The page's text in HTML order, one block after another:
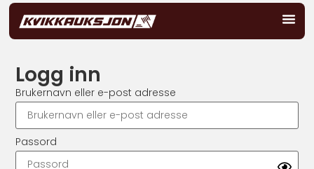
Logg inn
Brukernavn eller e-post adresse
Passord